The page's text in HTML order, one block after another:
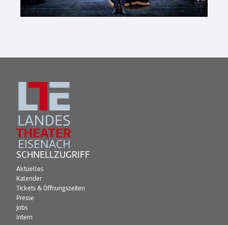
SCHNELLZUGRIFF
Aktuelles
Kalender
Tickets & Öffnungszeiten
Presse
Jobs
Intern